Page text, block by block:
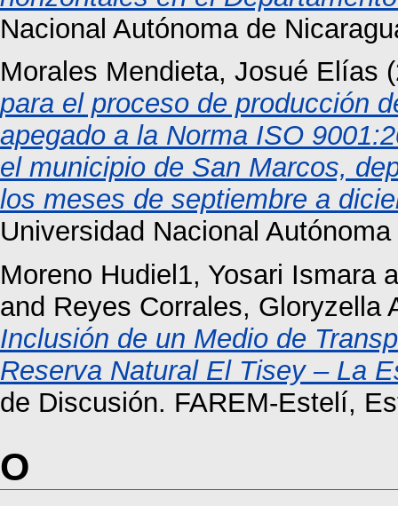
Nacional Autónoma de
Morales Mendieta, Josué Elías
para el proceso de producción
apegado a la Norma ISO
el municipio de San Marcos,
los meses de septiembre a
Universidad Nacional
Moreno Hudiel1, Yosari Ismara
and Reyes Corrales, Gloryzella
Inclusión de un Medio de
Reserva Natural El Tisey – La
de Discusión. FAREM-Estelí,
O